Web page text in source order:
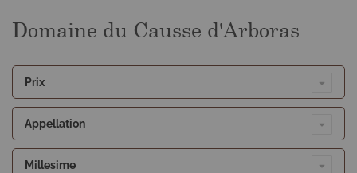
Domaine du Causse d'Arboras
Prix
Appellation
Millesime